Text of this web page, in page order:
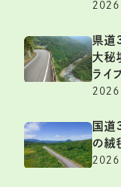
県道
大秘
ライ
国道
の絨